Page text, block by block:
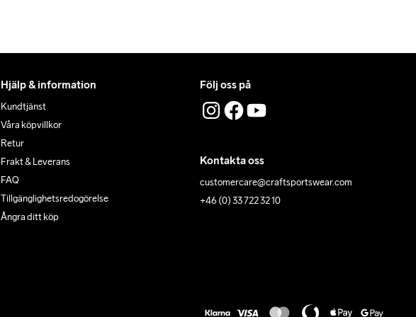
Hjälp & information
Kundtjänst
Våra köpvillkor
Retur
Frakt & Leverans
FAQ
Tillgänglighets­redogörelse
Ångra ditt köp
Följ oss på
Kontakta oss
customercare@craftsportswear.com
+46 (0) 33 722 32 10